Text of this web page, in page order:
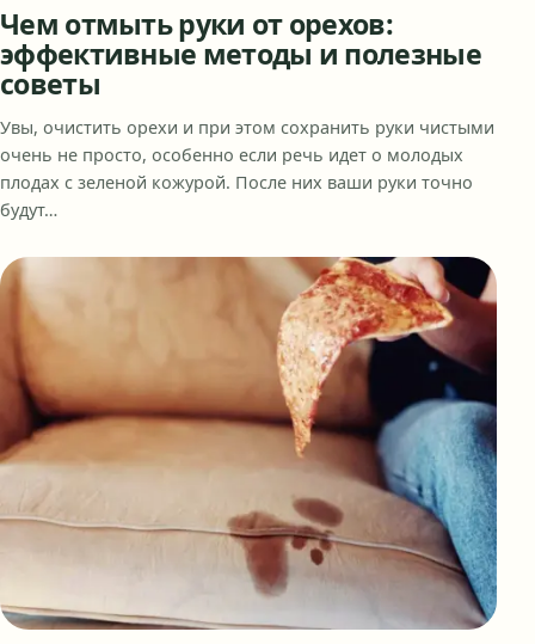
Чем отмыть руки от орехов:
эффективные методы и полезные
советы
Увы, очистить орехи и при этом сохранить руки чистыми
очень не просто, особенно если речь идет о молодых
плодах с зеленой кожурой. После них ваши руки точно
будут…